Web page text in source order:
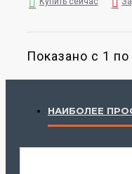
Показано с 1
НАИБОЛЕЕ